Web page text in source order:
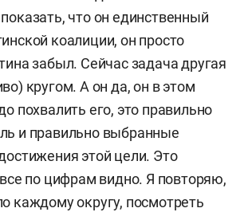
что он единственный
коалиции, он просто
забыл. Сейчас задача другая
кругом. А он да, он в этом
похвалить его, это правильно
и правильно выбранные
этой цели. Это
по цифрам видно. Я повторяю,
каждому округу, посмотреть